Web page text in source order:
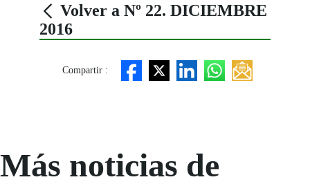
Volver a Nº 22. DICIEMBRE
2016
Compartir :
Más noticias de